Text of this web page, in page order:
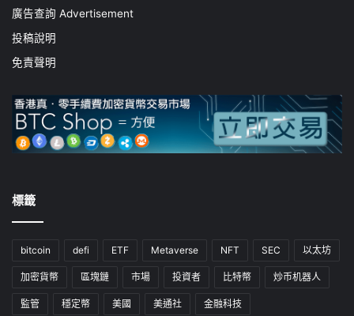
廣告查詢 Advertisement
投稿說明
免責聲明
標籤
bitcoin defi ETF Metaverse NFT SEC 以太坊
加密貨幣 區塊鏈 市場 投資者 比特幣 炒币机器人
監管 穩定幣 美國 美通社 金融科技